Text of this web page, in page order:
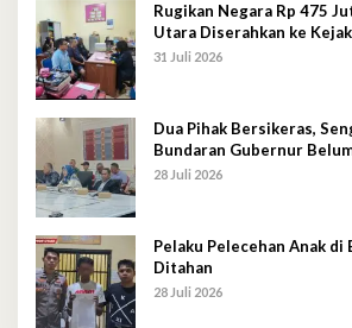
Rugikan Negara Rp 475
Utara Diserahkan ke
31 Juli 2026
Dua Pihak Bersikeras,
Bundaran Gubernur
28 Juli 2026
Pelaku Pelecehan Anak
Ditahan
28 Juli 2026